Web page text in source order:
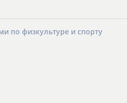
по физкультуре и спорту